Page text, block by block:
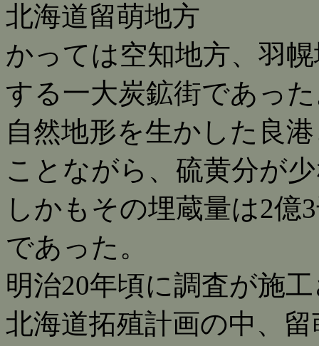
北海道留萌地方
かっては空知地方、羽
する一大炭鉱街であっ
自然地形を生かした良
ことながら、硫黄分が
しかもその埋蔵量は2
であった。
明治20年頃に調査が施
北海道拓殖計画の中、